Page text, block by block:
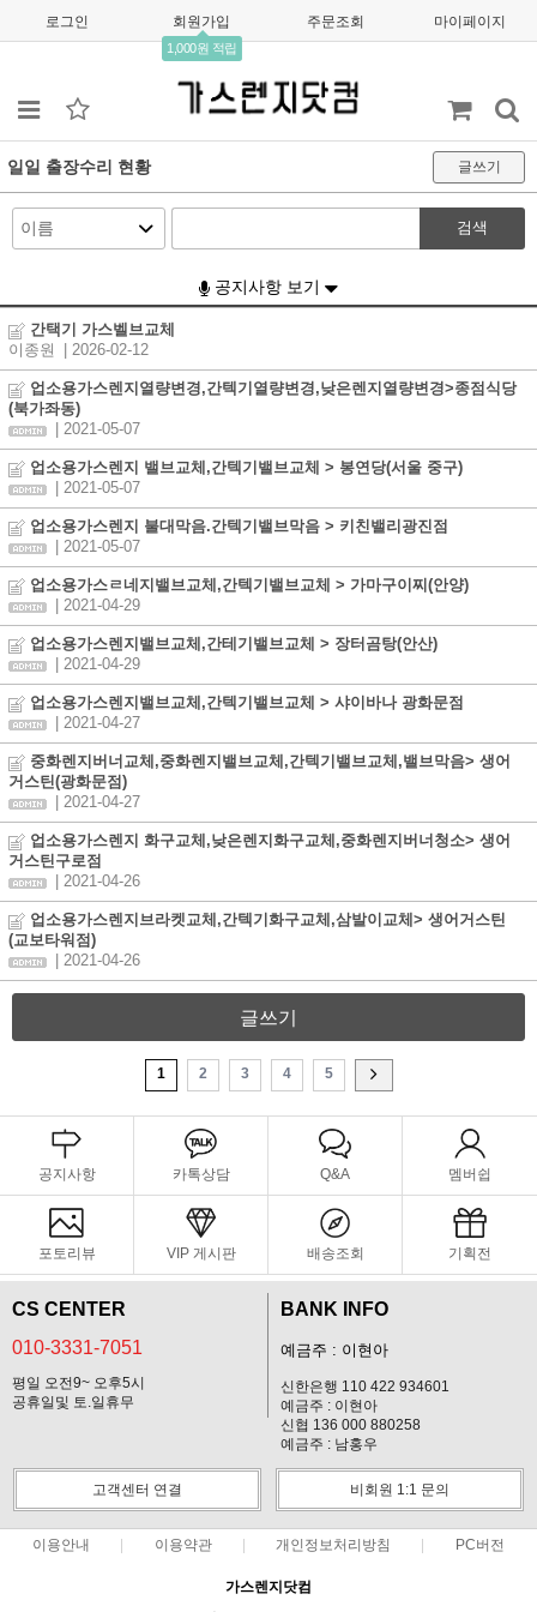
로그인 회원가입
1,000원 적립
주문조회 마이페이지
일일 출장수리 현황 글쓰기
검색
공지사항 보기
간택기 가스벨브교체
이종원
| 2026-02-12
업소용가스렌지열량변경,간텍기열량변경,낮은렌지열량변경>종점식당
(북가좌동)
| 2021-05-07
업소용가스렌지 밸브교체,간텍기밸브교체 > 봉연당(서울 중구)
| 2021-05-07
업소용가스렌지 불대막음.간텍기밸브막음 > 키친밸리광진점
| 2021-05-07
업소용가스ㄹ네지밸브교체,간텍기밸브교체 > 가마구이찌(안양)
| 2021-04-29
업소용가스렌지밸브교체,간테기밸브교체 > 장터곰탕(안산)
| 2021-04-29
업소용가스렌지밸브교체,간텍기밸브교체 > 샤이바나 광화문점
| 2021-04-27
중화렌지버너교체,중화렌지밸브교체,간텍기밸브교체,밸브막음> 생어
거스틴(광화문점)
| 2021-04-27
업소용가스렌지 화구교체,낮은렌지화구교체,중화렌지버너청소> 생어
거스틴구로점
| 2021-04-26
업소용가스렌지브라켓교체,간텍기화구교체,삼발이교체> 생어거스틴
(교보타워점)
| 2021-04-26
글쓰기
1 2 3 4 5
공지사항 카톡상담 Q&A 멤버쉽
포토리뷰 VIP 게시판 배송조회 기획전
CS CENTER
010-3331-7051
평일 오전9~ 오후5시
공휴일및 토.일휴무
BANK INFO
예금주 : 이현아
신한은행 110 422 934601
예금주 : 이현아
신협 136 000 880258
예금주 : 남홍우
고객센터 연결 비회원 1:1 문의
이용안내 이용약관 개인정보처리방침 PC버전
가스렌지닷컴